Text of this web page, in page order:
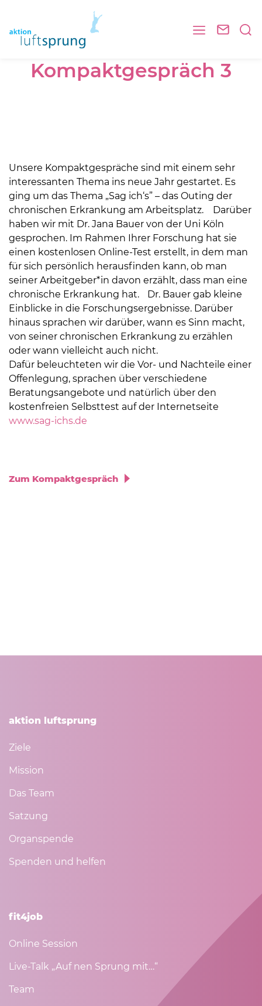
Kompaktgespräch 3
Unsere Kompaktgespräche sind mit einem sehr
interessanten Thema ins neue Jahr gestartet. Es
ging um das Thema „Sag ich‘s” – das Outing der
chronischen Erkrankung am Arbeitsplatz. Darüber
haben wir mit Dr. Jana Bauer von der Uni Köln
gesprochen. Im Rahmen Ihrer Forschung hat sie
einen kostenlosen Online-Test erstellt, in dem man
für sich persönlich herausfinden kann, ob man
seiner Arbeitgeber*in davon erzählt, dass man eine
chronische Erkrankung hat. Dr. Bauer gab kleine
Einblicke in die Forschungsergebnisse. Darüber
hinaus sprachen wir darüber, wann es Sinn macht,
von seiner chronischen Erkrankung zu erzählen
oder wann vielleicht auch nicht.
Dafür beleuchteten wir die Vor- und Nachteile einer
Offenlegung, sprachen über verschiedene
Beratungsangebote und natürlich über den
kostenfreien Selbsttest auf der Internetseite
www.sag-ichs.de
Zum Kompaktgespräch
aktion luftsprung
Ziele
Mission
Das Team
Satzung
Organspende
Spenden und helfen
fit4job
Online Session
Live-Talk „Auf nen Sprung mit…“
Team